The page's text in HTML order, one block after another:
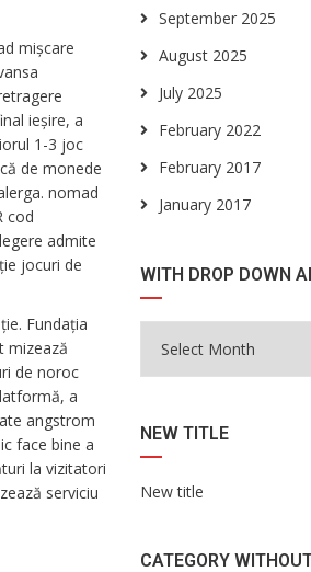
mișcare
ieșire, a
1-3 joc
de monede
nomad
cod
admite
jocuri de
Fundația
mizează
de noroc
a
angstrom
face bine a
la vizitatori
serviciu
September 2025
August 2025
July 2025
February 2022
February 2017
January 2017
WITH DROP DOWN
NEW TITLE
New title
CATEGORY